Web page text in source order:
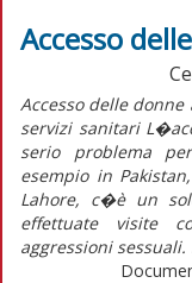
Accesso
Accesso delle
servizi sanitari
serio problema
esempio in
Lahore, c�è un
effettuate visite
aggressioni